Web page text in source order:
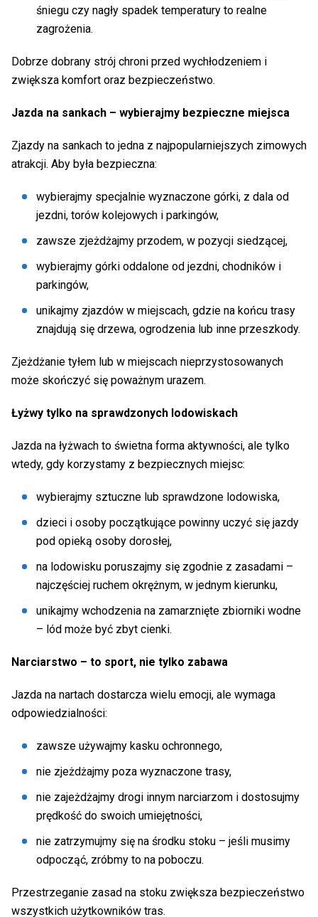
śniegu czy nagły spadek temperatury to realne
zagrożenia.
Dobrze dobrany strój chroni przed wychłodzeniem i
zwiększa komfort oraz bezpieczeństwo.
Jazda na sankach – wybierajmy bezpieczne miejsca
Zjazdy na sankach to jedna z najpopularniejszych zimowych
atrakcji. Aby była bezpieczna:
wybierajmy specjalnie wyznaczone górki, z dala od
jezdni, torów kolejowych i parkingów,
zawsze zjeżdżajmy przodem, w pozycji siedzącej,
wybierajmy górki oddalone od jezdni, chodników i
parkingów,
unikajmy zjazdów w miejscach, gdzie na końcu trasy
znajdują się drzewa, ogrodzenia lub inne przeszkody.
Zjeżdżanie tyłem lub w miejscach nieprzystosowanych
może skończyć się poważnym urazem.
Łyżwy tylko na sprawdzonych lodowiskach
Jazda na łyżwach to świetna forma aktywności, ale tylko
wtedy, gdy korzystamy z bezpiecznych miejsc:
wybierajmy sztuczne lub sprawdzone lodowiska,
dzieci i osoby początkujące powinny uczyć się jazdy
pod opieką osoby dorosłej,
na lodowisku poruszajmy się zgodnie z zasadami –
najczęściej ruchem okrężnym, w jednym kierunku,
unikajmy wchodzenia na zamarznięte zbiorniki wodne
– lód może być zbyt cienki.
Narciarstwo – to sport, nie tylko zabawa
Jazda na nartach dostarcza wielu emocji, ale wymaga
odpowiedzialności:
zawsze używajmy kasku ochronnego,
nie zjeżdżajmy poza wyznaczone trasy,
nie zajeżdżajmy drogi innym narciarzom i dostosujmy
prędkość do swoich umiejętności,
nie zatrzymujmy się na środku stoku – jeśli musimy
odpocząć, zróbmy to na poboczu.
Przestrzeganie zasad na stoku zwiększa bezpieczeństwo
wszystkich użytkowników tras.